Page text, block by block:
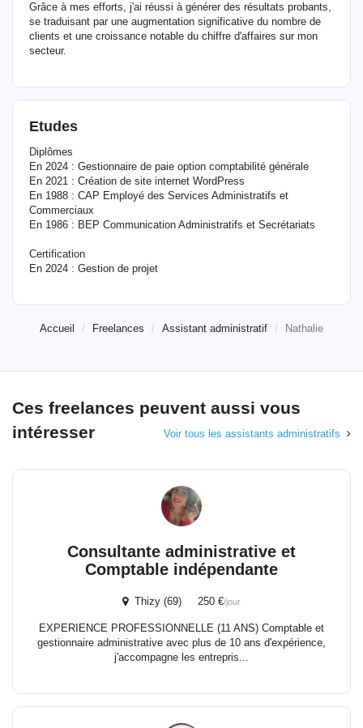
Grâce à mes efforts, j'ai réussi à générer des résultats probants,
se traduisant par une augmentation significative du nombre de
clients et une croissance notable du chiffre d'affaires sur mon
secteur.
Etudes
Diplômes
En 2024 : Gestionnaire de paie option comptabilité générale
En 2021 : Création de site internet WordPress
En 1988 : CAP Employé des Services Administratifs et
Commerciaux
En 1986 : BEP Communication Administratifs et Secrétariats
Certification
En 2024 : Gestion de projet
Accueil Freelances Assistant administratif Nathalie
Ces freelances peuvent aussi vous
intéresser
Voir tous les assistants administratifs
Consultante administrative et
Comptable indépendante
Thizy (69) 250 €/jour
EXPERIENCE PROFESSIONNELLE (11 ANS) Comptable et
gestionnaire administrative avec plus de 10 ans d'expérience,
j'accompagne les entrepris...